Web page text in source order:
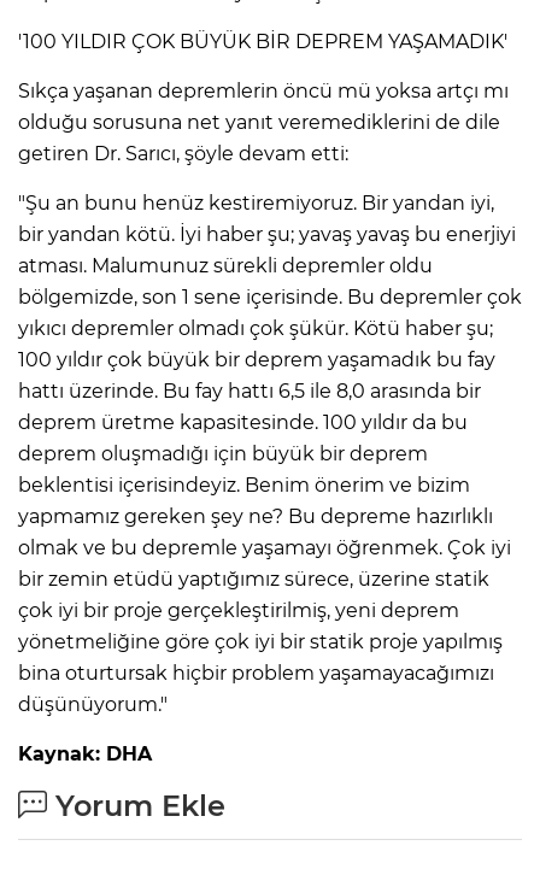
'100 YILDIR ÇOK BÜYÜK BİR DEPREM YAŞAMADIK'
Sıkça yaşanan depremlerin öncü mü yoksa artçı mı
olduğu sorusuna net yanıt veremediklerini de dile
getiren Dr. Sarıcı, şöyle devam etti:
"Şu an bunu henüz kestiremiyoruz. Bir yandan iyi,
bir yandan kötü. İyi haber şu; yavaş yavaş bu enerjiyi
atması. Malumunuz sürekli depremler oldu
bölgemizde, son 1 sene içerisinde. Bu depremler çok
yıkıcı depremler olmadı çok şükür. Kötü haber şu;
100 yıldır çok büyük bir deprem yaşamadık bu fay
hattı üzerinde. Bu fay hattı 6,5 ile 8,0 arasında bir
deprem üretme kapasitesinde. 100 yıldır da bu
deprem oluşmadığı için büyük bir deprem
beklentisi içerisindeyiz. Benim önerim ve bizim
yapmamız gereken şey ne? Bu depreme hazırlıklı
olmak ve bu depremle yaşamayı öğrenmek. Çok iyi
bir zemin etüdü yaptığımız sürece, üzerine statik
çok iyi bir proje gerçekleştirilmiş, yeni deprem
yönetmeliğine göre çok iyi bir statik proje yapılmış
bina oturtursak hiçbir problem yaşamayacağımızı
düşünüyorum."
Kaynak: DHA
Yorum Ekle